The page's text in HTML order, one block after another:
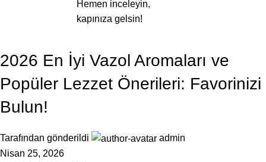
2026 En İyi Vazol Aromaları ve
Popüler Lezzet Önerileri: Favorinizi
Bulun!
Tarafından gönderildi
admin
Nisan 25, 2026